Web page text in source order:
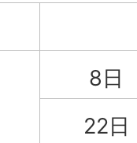
8日
22日